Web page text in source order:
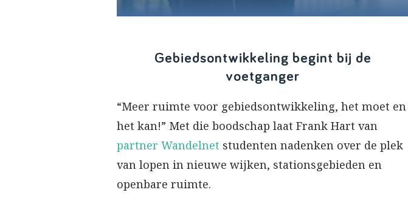
Gebiedsontwikkeling begint bij de
voetganger
“Meer ruimte voor gebiedsontwikkeling, het moet en
het kan!” Met die boodschap laat Frank Hart van
partner Wandelnet studenten nadenken over de plek
van lopen in nieuwe wijken, stationsgebieden en
openbare ruimte.